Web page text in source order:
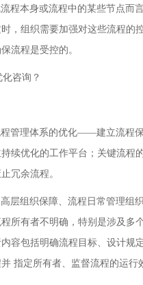
程本身或流程中的某些节点而
，组织需要加强对这些流程的
流程是受控的。
咨询？
管理体系的优化——建立流程
续优化的工作平台；关键流
冗余流程。
层组织保障、流程日常管理组
所有者不明确，特别是涉及多
容包括明确流程目标、设计规
指定所有者、监督流程的运行